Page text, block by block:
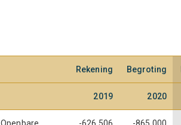
Rekening Begroting
2019 2020